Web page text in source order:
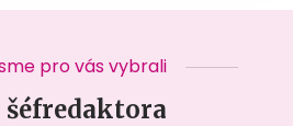
pro vás vybrali
šéfredaktora